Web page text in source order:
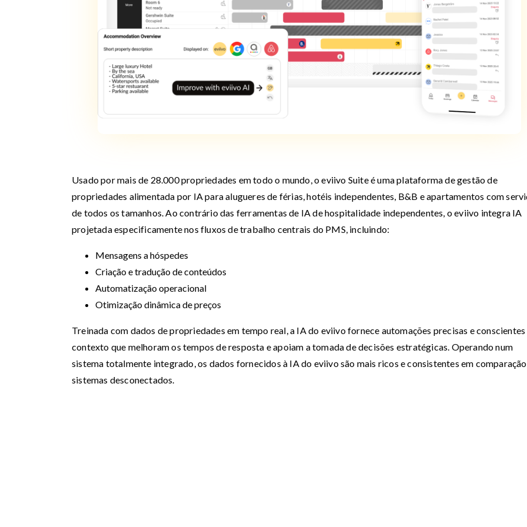
Usado por mais de 28.000 propriedades em todo o mundo, o eviivo Suite é uma plataforma de gestão de
propriedades alimentada por IA para alugueres de férias, hotéis independentes, B&B e apartamentos com
de todos os tamanhos. Ao contrário das ferramentas de IA de hospitalidade independentes, o eviivo integra IA
projetada especificamente nos fluxos de trabalho centrais do PMS, incluindo:
Mensagens a hóspedes
Criação e tradução de conteúdos
Automatização operacional
Otimização dinâmica de preços
Treinada com dados de propriedades em tempo real, a IA do eviivo fornece automações precisas e
contexto que melhoram os tempos de resposta e apoiam a tomada de decisões estratégicas. Operando num
sistema totalmente integrado, os dados fornecidos à IA do eviivo são mais ricos e consistentes em
sistemas desconectados.